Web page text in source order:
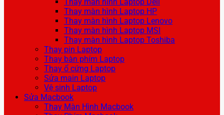
Thay màn hình Laptop HP
Thay màn hình Laptop Lenovo
Thay màn hình Laptop MSI
Thay màn hình Laptop Toshiba
Thay pin Laptop
Thay bàn phím Laptop
Thay ổ cứng Laptop
Sửa main Laptop
Vệ sinh Laptop
Sửa Macbook
Thay Màn Hình Macbook